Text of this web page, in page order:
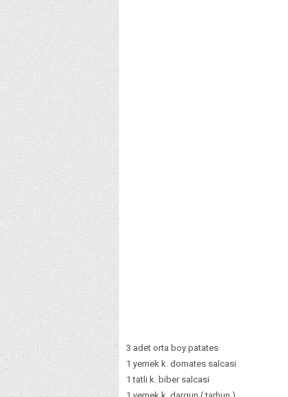
3 adet orta boy patates
1 yemek k. domates salcasi
1 tatli k. biber salcasi
1 yemek k. dargun ( tarhun )